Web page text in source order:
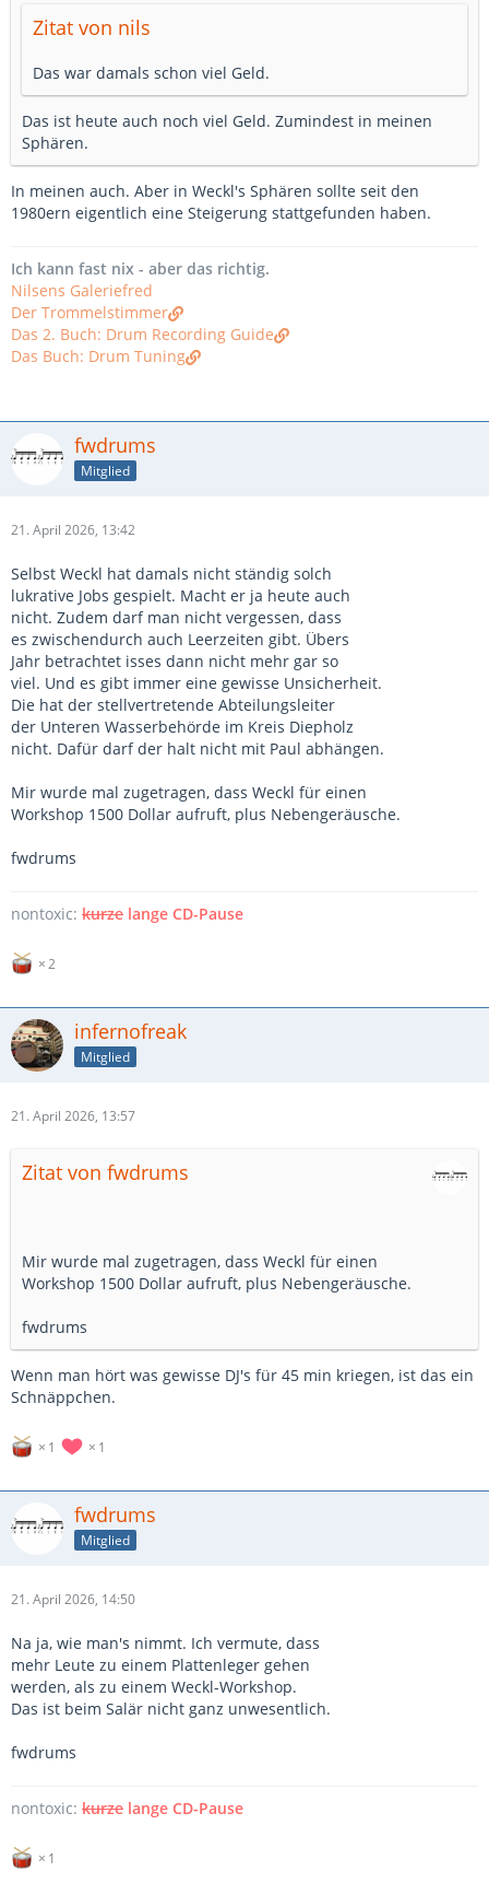
Zitat von nils
Das war damals schon viel Geld.
Das ist heute auch noch viel Geld. Zumindest in meinen
Sphären.
In meinen auch. Aber in Weckl's Sphären sollte seit den
1980ern eigentlich eine Steigerung stattgefunden haben.
Ich kann fast nix - aber das richtig.
Nilsens Galeriefred
Der Trommelstimmer
Das 2. Buch: Drum Recording Guide
Das Buch: Drum Tuning
fwdrums
Mitglied
21. April 2026, 13:42
Selbst Weckl hat damals nicht ständig solch
lukrative Jobs gespielt. Macht er ja heute auch
nicht. Zudem darf man nicht vergessen, dass
es zwischendurch auch Leerzeiten gibt. Übers
Jahr betrachtet isses dann nicht mehr gar so
viel. Und es gibt immer eine gewisse Unsicherheit.
Die hat der stellvertretende Abteilungsleiter
der Unteren Wasserbehörde im Kreis Diepholz
nicht. Dafür darf der halt nicht mit Paul abhängen.
Mir wurde mal zugetragen, dass Weckl für einen
Workshop 1500 Dollar aufruft, plus Nebengeräusche.
fwdrums
nontoxic: kurze lange CD-Pause
2
infernofreak
Mitglied
21. April 2026, 13:57
Zitat von fwdrums
Mir wurde mal zugetragen, dass Weckl für einen
Workshop 1500 Dollar aufruft, plus Nebengeräusche.
fwdrums
Wenn man hört was gewisse DJ's für 45 min kriegen, ist das ein
Schnäppchen.
1 1
fwdrums
Mitglied
21. April 2026, 14:50
Na ja, wie man's nimmt. Ich vermute, dass
mehr Leute zu einem Plattenleger gehen
werden, als zu einem Weckl-Workshop.
Das ist beim Salär nicht ganz unwesentlich.
fwdrums
nontoxic: kurze lange CD-Pause
1